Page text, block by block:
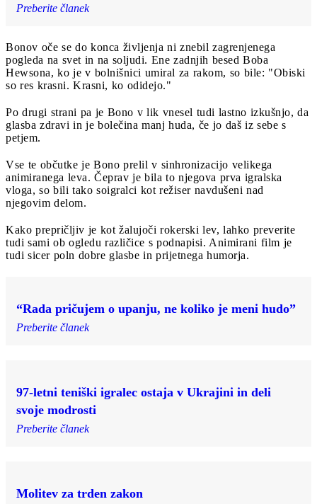
Preberite članek
Bonov oče se do konca življenja ni znebil zagrenjenega
pogleda na svet in na soljudi. Ene zadnjih besed Boba
Hewsona, ko je v bolnišnici umiral za rakom, so bile: "Obiski
so res krasni. Krasni, ko odidejo."
Po drugi strani pa je Bono v lik vnesel tudi lastno izkušnjo, da
glasba zdravi in je bolečina manj huda, če jo daš iz sebe s
petjem.
Vse te občutke je Bono prelil v sinhronizacijo velikega
animiranega leva. Čeprav je bila to njegova prva igralska
vloga, so bili tako soigralci kot režiser navdušeni nad
njegovim delom.
Kako prepričljiv je kot žalujoči rokerski lev, lahko preverite
tudi sami ob ogledu različice s podnapisi. Animirani film je
tudi sicer poln dobre glasbe in prijetnega humorja.
“Rada pričujem o upanju, ne koliko je meni hudo”
Preberite članek
97-letni teniški igralec ostaja v Ukrajini in deli
svoje modrosti
Preberite članek
Molitev za trden zakon